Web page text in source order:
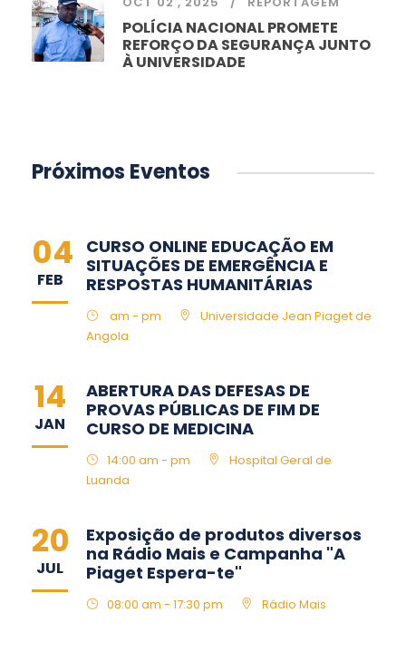
POLÍCIA NACIONAL PROMETE
REFORÇO DA SEGURANÇA JUNTO
À UNIVERSIDADE
Próximos Eventos
04
FEB
CURSO ONLINE EDUCAÇÃO EM
SITUAÇÕES DE EMERGÊNCIA E
RESPOSTAS HUMANITÁRIAS
am - pm
Universidade Jean Piaget de
Angola
14
JAN
ABERTURA DAS DEFESAS DE
PROVAS PÚBLICAS DE FIM DE
CURSO DE MEDICINA
14:00 am - pm
Hospital Geral de
Luanda
20
JUL
Exposição de produtos diversos
na Rádio Mais e Campanha "A
Piaget Espera-te"
08:00 am - 17:30 pm Rádio Mais